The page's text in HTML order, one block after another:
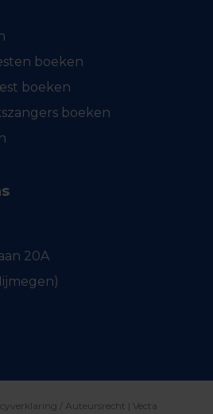
boeken
boeken
boeken
20A
/ Auteursrecht | Vecta